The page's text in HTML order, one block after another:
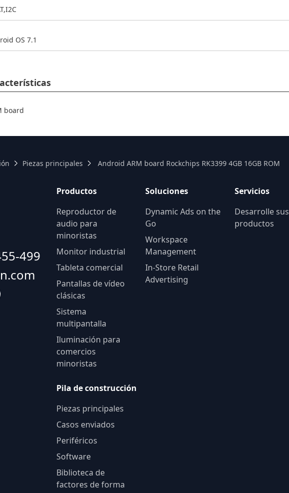
OS 7.1
board
Piezas principales Android ARM board Rockchips RK3399 4GB 16GB ROM
499
Productos
Reproductor de
audio para
minoristas
Monitor industrial
Tableta comercial
Pantallas de vídeo
clásicas
Sistema
multipantalla
Iluminación para
comercios
minoristas
Soluciones
Dynamic Ads on the
Go
Workspace
Management
In-Store Retail
Advertising
Servicios
Desarrolle sus
productos
Pila de construcción
Piezas principales
Casos enviados
Periféricos
Software
Biblioteca de
factores de forma